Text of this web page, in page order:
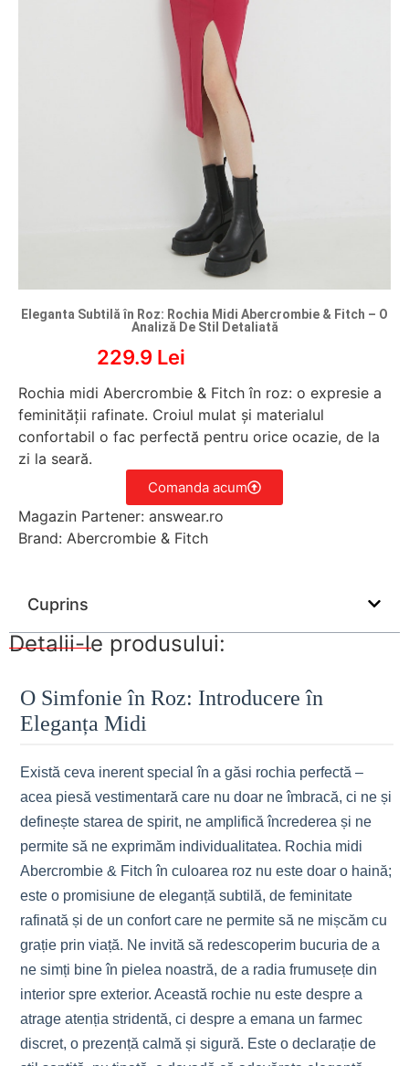
Eleganta Subtilă în Roz: Rochia Midi Abercrombie & Fitch – O
Analiză De Stil Detaliată
229.9 Lei
Rochia midi Abercrombie & Fitch în roz: o expresie a
feminității rafinate. Croiul mulat și materialul
confortabil o fac perfectă pentru orice ocazie, de la
zi la seară.
Comanda acum
Magazin Partener: answear.ro
Brand: Abercrombie & Fitch
Cuprins
Detalii-le produsului:
O Simfonie în Roz: Introducere în
Eleganța Midi
Există ceva inerent special în a găsi rochia perfectă –
acea piesă vestimentară care nu doar ne îmbracă, ci ne și
definește starea de spirit, ne amplifică încrederea și ne
permite să ne exprimăm individualitatea. Rochia midi
Abercrombie & Fitch în culoarea roz nu este doar o haină;
este o promisiune de eleganță subtilă, de feminitate
rafinată și de un confort care ne permite să ne mișcăm cu
grație prin viață. Ne invită să redescoperim bucuria de a
ne simți bine în pielea noastră, de a radia frumusețe din
interior spre exterior. Această rochie nu este despre a
atrage atenția stridentă, ci despre a emana un farmec
discret, o prezență calmă și sigură. Este o declarație de